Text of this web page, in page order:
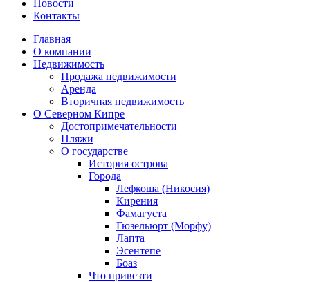
Новости
Контакты
Главная
О компании
Недвижимость
Продажа недвижимости
Аренда
Вторичная недвижимость
О Северном Кипре
Достопримечательности
Пляжи
О государстве
История острова
Города
Лефкоша (Никосия)
Кирения
Фамагуста
Гюзельюрт (Морфу)
Лапта
Эсентепе
Боаз
Что привезти